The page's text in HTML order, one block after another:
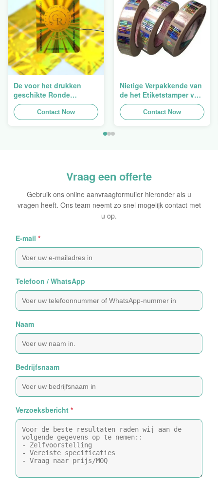
De voor het drukken
geschikte Ronde
Verpakkende
Holografische
Zelfklevende Bladen van
Contact Now
Nietige Verpakkende van
de het Etiketstamper van
de Hologramveiligheid
Duidelijke het
Hologramsticker Logo
Contact Now
Vraag een offerte
Gebruik ons online aanvraagformulier hieronder als u
vragen heeft. Ons team neemt zo snel mogelijk contact met
u op.
E-mail *
Telefoon / WhatsApp
Naam
Bedrijfsnaam
Verzoeksbericht *